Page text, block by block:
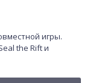
игры.
the Rift и